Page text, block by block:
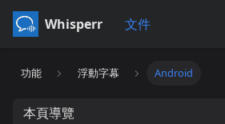
Whisperr 文件
功能 浮動字幕 Android
本頁導覽